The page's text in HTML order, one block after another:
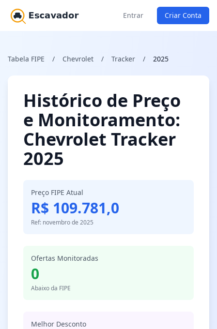
Entrar Criar Conta
Tabela FIPE / Chevrolet / Tracker / 2025
Histórico de Preço
e Monitoramento:
Chevrolet Tracker
2025
Preço FIPE Atual
R$ 109.781,0
Ref: novembro de 2025
Ofertas Monitoradas
0
Abaixo da FIPE
Melhor Desconto